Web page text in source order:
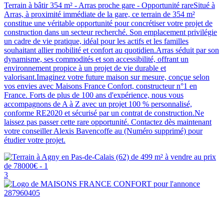
Terrain à bâtir 354 m² - Arras proche gare - Opportunité rareSitué à
Arras, à proximité immédiate de la gare, ce terrain de 354 m²
constitue une véritable opportunité pour concrétiser votre projet de
construction dans un secteur recherché. Son emplacement privilégie
un cadre de vie pratique, idéal pour les actifs et les familles
souhaitant allier mobilité et confort au quotidien.Arras séduit par son
dynamisme, ses commodités et son accessibilité, offrant un
environnement propice à un projet de vie durable et
valorisant.Imaginez votre future maison sur mesure, conçue selon
vos envies avec Maisons France Confort, constructeur n°1 en
France. Forts de plus de 100 ans d'expérience, nous vous
accompagnons de A à Z avec un projet 100 % personnalisé,
conforme RE2020 et sécurisé par un contrat de construction.Ne
laissez pas passer cette rare opportunité. Contactez dès maintenant
votre conseiller Alexis Bavencoffe au (Numéro supprimé) pour
étudier votre projet.
3